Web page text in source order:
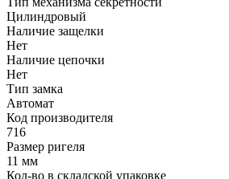
Цилиндровый
Наличие защелки
Нет
Наличие цепочки
Нет
Тип замка
Автомат
Код производителя
716
Размер ригеля
11 мм
Кол-во в складской упаковке